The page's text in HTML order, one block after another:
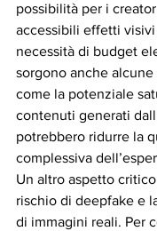
possibilità per i
accessibili effetti
necessità di budget
sorgono anche
come la potenziale
contenuti generati
potrebbero ridurre la
complessiva
Un altro aspetto
rischio di deepfake e
di immagini reali. Per